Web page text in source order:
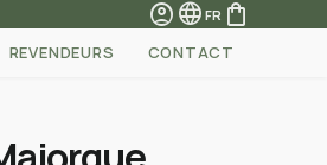
account_circlelanguage FR shopping_bag
REVENDEURS CONTACT